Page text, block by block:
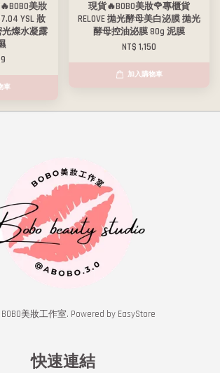
美妝
YSL 妝
燦水凝露
車
現貨🔥BOBO美妝🌹專櫃貨
RELOVE 拋光酵母美白泌膜 拋光
酵母控油泌膜 80g 泥膜
NT$ 1,150
加入購物車
美妝工作室. Powered by EasyStore
快速連結